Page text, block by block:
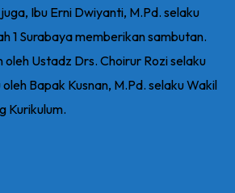
Ibu Erni Dwiyanti, M.Pd. selaku
1 Surabaya memberikan sambutan.
Ustadz Drs. Choirur Rozi selaku
Bapak Kusnan, M.Pd. selaku Wakil
Kurikulum.